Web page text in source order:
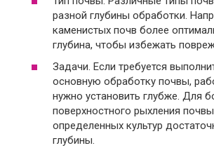
разной глубины обработки.
каменистых почв более
глубина, чтобы избежать
Задачи. Если требуется
основную обработку почвы,
нужно установить глубже. Для
поверхностного рыхления
определенных культур
глубины.